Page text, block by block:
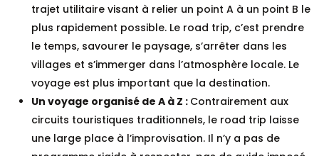
trajet utilitaire visant à relier un point A à un point B le
plus rapidement possible. Le road trip, c’est prendre
le temps, savourer le paysage, s’arrêter dans les
villages et s’immerger dans l’atmosphère locale. Le
voyage est plus important que la destination.
Un voyage organisé de A à Z : Contrairement aux
circuits touristiques traditionnels, le road trip laisse
une large place à l’improvisation. Il n’y a pas de